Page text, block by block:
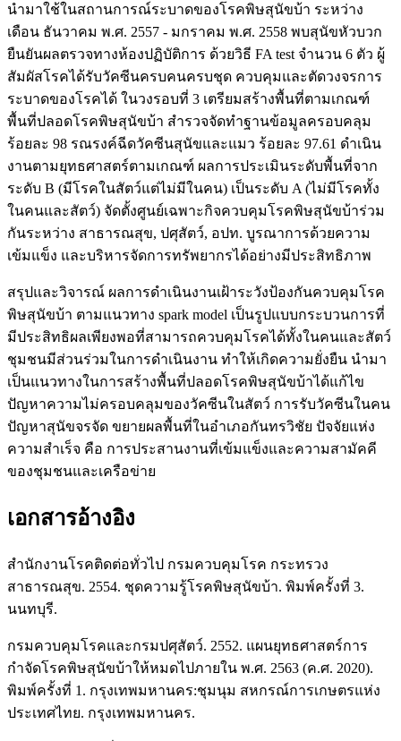
นำมาใช้ในสถานการณ์ระบาดของโรคพิษสุนัขบ้า ระหว่าง
เดือน ธันวาคม พ.ศ. 2557 - มกราคม พ.ศ. 2558 พบสุนัขหัวบวก
ยืนยันผลตรวจทางห้องปฏิบัติการ ด้วยวิธี FA test จำนวน 6 ตัว ผู้
สัมผัสโรคได้รับวัคซีนครบคนครบชุด ควบคุมและตัดวงจรการ
ระบาดของโรคได้ ในวงรอบที่ 3 เตรียมสร้างพื้นที่ตามเกณฑ์
พื้นที่ปลอดโรคพิษสุนัขบ้า สำรวจจัดทำฐานข้อมูลครอบคลุม
ร้อยละ 98 รณรงค์ฉีดวัคซีนสุนัขและแมว ร้อยละ 97.61 ดำเนิน
งานตามยุทธศาสตร์ตามเกณฑ์ ผลการประเมินระดับพื้นที่จาก
ระดับ B (มีโรคในสัตว์แต่ไม่มีในคน) เป็นระดับ A (ไม่มีโรคทั้ง
ในคนและสัตว์) จัดตั้งศูนย์เฉพาะกิจควบคุมโรคพิษสุนัขบ้าร่วม
กันระหว่าง สาธารณสุข, ปศุสัตว์, อปท. บูรณาการด้วยความ
เข้มแข็ง และบริหารจัดการทรัพยากรได้อย่างมีประสิทธิภาพ
สรุปและวิจารณ์ ผลการดำเนินงานเฝ้าระวังป้องกันควบคุมโรค
พิษสุนัขบ้า ตามแนวทาง spark model เป็นรูปแบบกระบวนการที่
มีประสิทธิผลเพียงพอที่สามารถควบคุมโรคได้ทั้งในคนและสัตว์
ชุมชนมีส่วนร่วมในการดำเนินงาน ทำให้เกิดความยั่งยืน นำมา
เป็นแนวทางในการสร้างพื้นที่ปลอดโรคพิษสุนัขบ้าได้แก้ไข
ปัญหาความไม่ครอบคลุมของวัคซีนในสัตว์ การรับวัคซีนในคน
ปัญหาสุนัขจรจัด ขยายผลพื้นที่ในอำเภอกันทรวิชัย ปัจจัยแห่ง
ความสำเร็จ คือ การประสานงานที่เข้มแข็งและความสามัคคี
ของชุมชนและเครือข่าย
เอกสารอ้างอิง
สำนักงานโรคติดต่อทั่วไป กรมควบคุมโรค กระทรวง
สาธารณสุข. 2554. ชุดความรู้โรคพิษสุนัขบ้า. พิมพ์ครั้งที่ 3.
นนทบุรี.
กรมควบคุมโรคและกรมปศุสัตว์. 2552. แผนยุทธศาสตร์การ
กำจัดโรคพิษสุนัขบ้าให้หมดไปภายใน พ.ศ. 2563 (ค.ศ. 2020).
พิมพ์ครั้งที่ 1. กรุงเทพมหานคร:ชุมนุม สหกรณ์การเกษตรแห่ง
ประเทศไทย. กรุงเทพมหานคร.